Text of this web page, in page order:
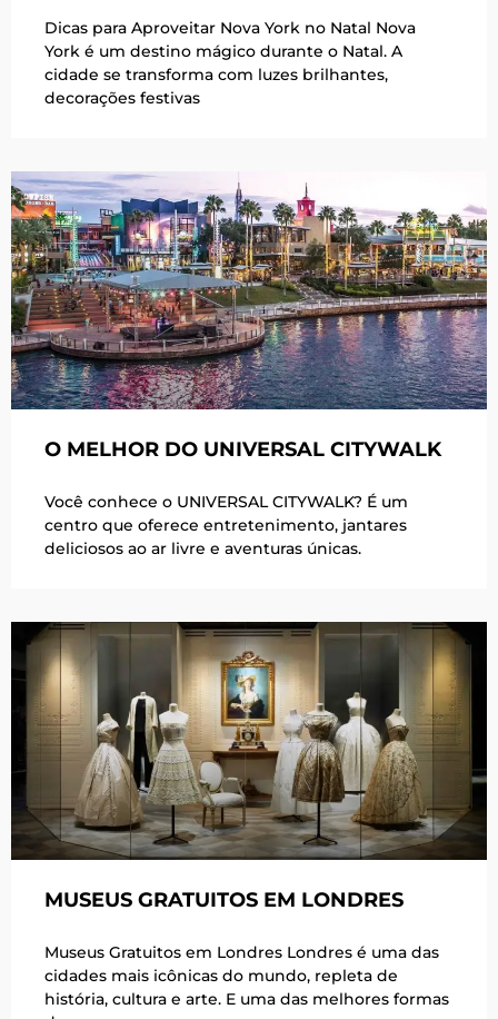
Dicas para Aproveitar Nova York no Natal Nova
York é um destino mágico durante o Natal. A
cidade se transforma com luzes brilhantes,
decorações festivas
O MELHOR DO UNIVERSAL CITYWALK
Você conhece o UNIVERSAL CITYWALK? É um
centro que oferece entretenimento, jantares
deliciosos ao ar livre e aventuras únicas.
MUSEUS GRATUITOS EM LONDRES
Museus Gratuitos em Londres Londres é uma das
cidades mais icônicas do mundo, repleta de
história, cultura e arte. E uma das melhores formas